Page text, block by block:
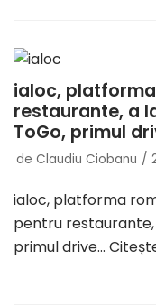
ialoc,
restaurante, a
ToGo, primul
de Claudiu Ciobanu
ialoc, platforma
pentru restaurante,
primul drive…